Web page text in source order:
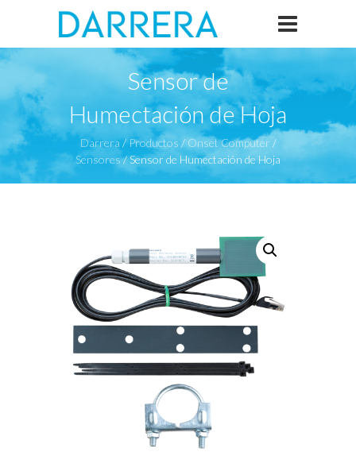
Sensor de
Humectación de Hoja
Darrera/Productos / Onset Computer /
Sensores/Sensor de Humectación de Hoja